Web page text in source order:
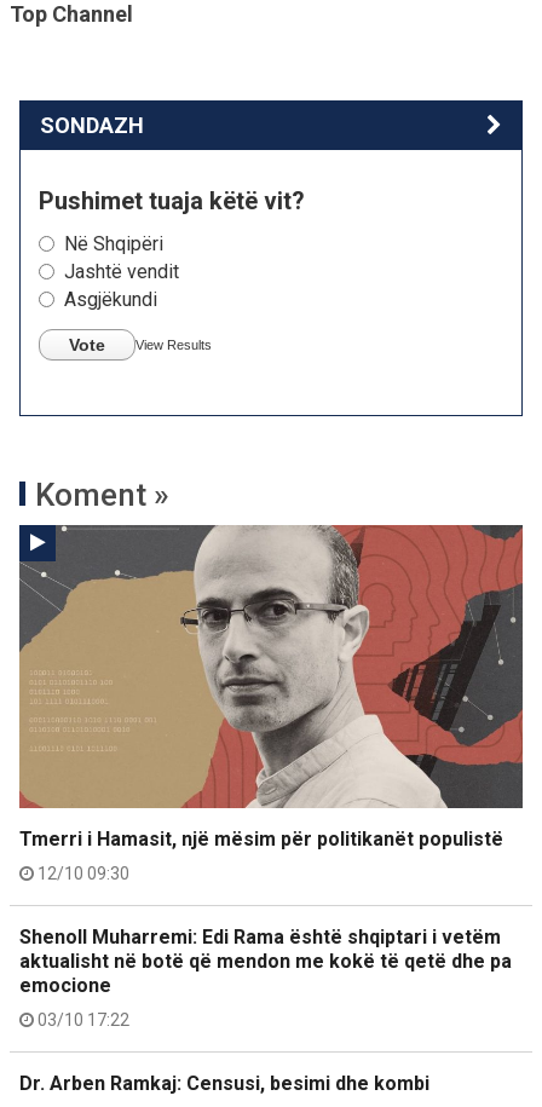
Top Channel
SONDAZH
Pushimet tuaja këtë vit?
Në Shqipëri
Jashtë vendit
Asgjëkundi
Vote View Results
Koment »
Tmerri i Hamasit, një mësim për politikanët populistë
12/10 09:30
Shenoll Muharremi: Edi Rama është shqiptari i vetëm
aktualisht në botë që mendon me kokë të qetë dhe pa
emocione
03/10 17:22
Dr. Arben Ramkaj: Censusi, besimi dhe kombi